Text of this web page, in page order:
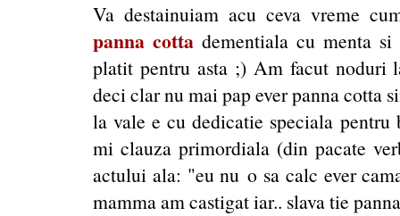
Va destainuiam acu ceva vreme
panna cotta dementiala cu menta
platit pentru asta ;) Am facut noduri
deci clar nu mai pap ever panna cotta
la vale e cu dedicatie speciala pentru
mi clauza primordiala (din pacate
actului ala: "eu nu o sa calc ever
mamma am castigat iar.. slava tie